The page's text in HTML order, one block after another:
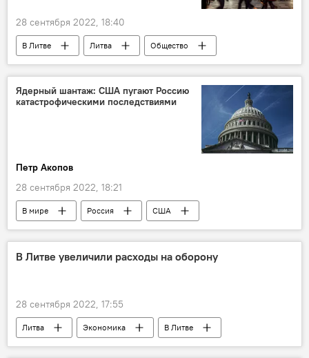
28 сентября 2022, 18:40
В Литве Литва
Общество
магазины
Экономика
мелкий бизнес
бизнес
Ядерный шантаж: США пугают Россию
катастрофическими последствиями
Петр Акопов
28 сентября 2022, 18:21
В мире Россия
США
ядерное оружие
Спецоперация России по защите Донбасса
В Литве увеличили расходы на оборону
28 сентября 2022, 17:55
Литва Экономика
В Литве
оборона
расходы